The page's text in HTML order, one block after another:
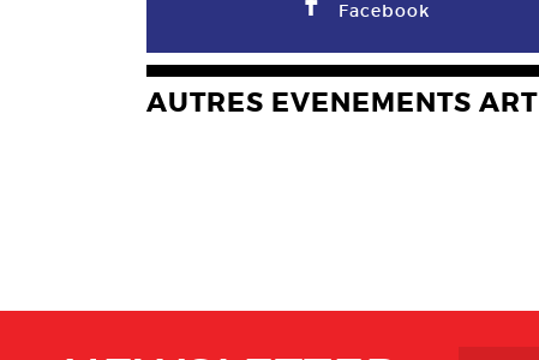
F Facebook
AUTRES EVENEMENTS ART